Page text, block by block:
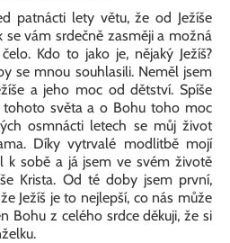
patnácti lety větu, že od Ježíše
se vám srdečně zasměji a možná
Kdo to jako je, nějaký Ježíš?
se mnou souhlasili. Neměl jsem
a jeho moc od dětství. Spíše
tohoto světa a o Bohu toho moc
osmnácti letech se můj život
Díky vytrvalé modlitbě mojí
k sobě a já jsem ve svém životě
Krista. Od té doby jsem první,
Ježíš je to nejlepší, co nás může
Bohu z celého srdce děkuji, že si